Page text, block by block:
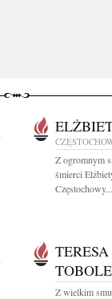
Z ogromnym
śmierci
Częstochowy...
Z wielkim